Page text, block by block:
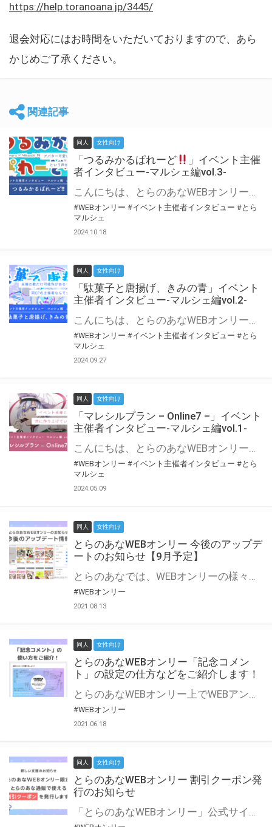
https://help.toranoana.jp/3445/
退会対応にはお時間をいただいておりますので、あら
かじめご了承ください。
関連記事
同人 女性向け
「つるみかるぱれーど
」イベント主催
者インタビュー-マルシェ編vol.3-
こんにちは、とらのあなWEBオンリー運営スタッフです。 新たにお届けする、イベント主催者インタビュー-マルシェ編-は、 とらのあなWEBオンリー「マルシェ」をご利用した主催様に 「マルシェ」を使って開催した感想や心がけをお聞きする企画です。 今回は、WEBオンリー初開催「つるみかるぱれーど
#WEBオンリー #イベント主催者インタビュー #とら
マルシェ
2024.10.18
同人 女性向け
「駄菓子と唐揚げ、きみの青」イベント
主催者インタビュー-マルシェ編vol.2-
こんにちは、とらのあなWEBオンリー運営スタッフです。 新たにお届けする、イベント主催者インタビュー-マルシェ編-は、 とらのあなWEBオンリー「マルシェ」をご利用の主催様に 「マルシェ」を使ってイベントを開催した感想や心がけをお聞きする企画です。 今回は、WEBオンリー初開催「駄菓子と唐揚げ、きみの青」より、 主催のぎこ六屋様にお話を伺いました。 協力：ぎこ六屋様／イベント公式Twitter（@krkgwks） とらのあなWEBオンリー「マルシェ」とは？ WEBオンリーでリアルタイムでコミュニケーションがとれるオンライン会場です。
#WEBオンリー #イベント主催者インタビュー #とら
マルシェ
2024.09.27
同人 女性向け
「マレシルプラン – Online7 –」イベント
主催者インタビュー-マルシェ編vol.1-
こんにちは、とらのあなWEBオンリー運営スタッフです。 新たにお届けする、イベント主催者インタビュー-マルシェ編-は、 とらのあなWEBオンリー「マルシェ」をご利用した主催様に 「マルシェ」を使って開催した感想や心がけをお聞きする企画です。 今回は、WEBオンリー開催7回目迎えた「マレシルプラン – Online7 –」より、 主催の玉川うた様にお話を伺いました。 ▼マレシルプランのインタビュー前回記事 「イベント主催者インタビュー vol.6」はこちら 協力：玉川うた様（マレシルプラン実行委員会 代表）／イベント公式Twitter（@mallesil_plan） とらのあなWEBオンリー「マルシェ」とは？ WEBオンリーでリアルタイムでコミュニケーションがとれるオンライン会場です。
#WEBオンリー #イベント主催者インタビュー #とら
マルシェ
2024.05.09
同人 女性向け
とらのあなWEBオンリー 今後のアップデ
ートのお知らせ【9月予定】
とらのあなでは、WEBオンリーの様々な支援を実施しています。 今回は2021年9月に実装を予定しているアップデート情報についてご紹介いたします。 とらのあなWEBオンリーサイトはこちら
#WEBオンリー
2021.08.13
同人 女性向け
とらのあなWEBオンリー「記念コメン
ト」の設定の仕方などをご紹介します！
とらのあなWEBオンリー上でWEBアンソロジーが作成できる「記念コメント」について、その使い方や作成手順を解説します！ 支援タイプを「サークル参加型」「サークル参加型・マルシェ(イベント会場)機能付き」でお申し込みいただいている主催者様はぜひご活用ください♪ とらのあなWEBオンリーサイトはこちら
#WEBオンリー
2021.06.18
同人 女性向け
とらのあなWEBオンリー 割引クーポン発
行のお知らせ
「とらのあなWEBオンリー」公式サイトでとらのあな通販の「割引クーポン」を配布中！ イベントごとに開催当日限定で使える割引クーポンのシリアルコードを発行します。 とらのあなWEBオンリーのページをチェックして、イベント当日にお得にお買い物を楽しみましょう♪ ※本キャンペーンは予告なく終了する場合がございます。 とらのあなWEBオンリーサイトはこちら